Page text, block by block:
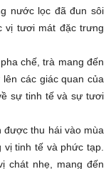
nước lọc đã đun sôi
vị tươi mát đặc trưng
chế, trà mang đến
các giác quan của
sự tinh tế và sự tươi
được thu hái vào mùa
tinh tế và phức tạp.
chát nhẹ, mang đến